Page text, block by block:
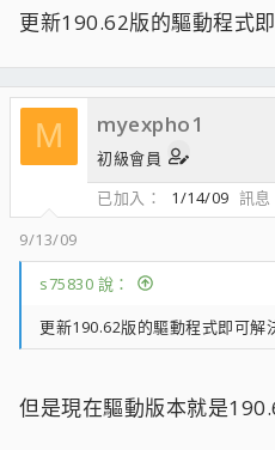
更新190.62版的驅動程式
M myexpho1
初級會員
已加入
1/14/09 訊息
9/13/09
s75830 說：
更新190.62版的驅動程式即可解
但是現在驅動版本就是